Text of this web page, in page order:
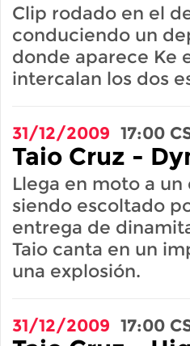
Clip rodado en el
conduciendo un
donde aparece Ke
intercalan los dos
31/12/2009 17:00
Taio Cruz -
Llega en moto a
siendo escoltado
entrega de
Taio canta en un
una explosión.
31/12/2009 17:00